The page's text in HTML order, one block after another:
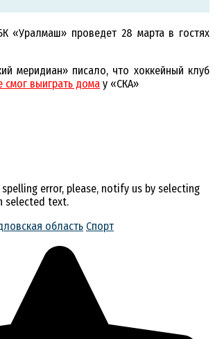
«Уралмаш» проведет 28 марта в гостях
меридиан» писало, что хоккейный клуб
смог выиграть дома у «СКА»
error, please, notify us by selecting
selected text.
область Спорт